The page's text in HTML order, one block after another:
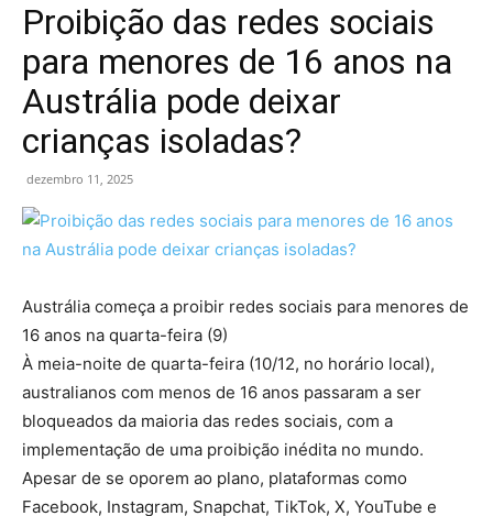
Proibição das redes sociais
para menores de 16 anos na
Austrália pode deixar
crianças isoladas?
dezembro 11, 2025
Austrália começa a proibir redes sociais para menores de
16 anos na quarta-feira (9)
À meia-noite de quarta-feira (10/12, no horário local),
australianos com menos de 16 anos passaram a ser
bloqueados da maioria das redes sociais, com a
implementação de uma proibição inédita no mundo.
Apesar de se oporem ao plano, plataformas como
Facebook, Instagram, Snapchat, TikTok, X, YouTube e